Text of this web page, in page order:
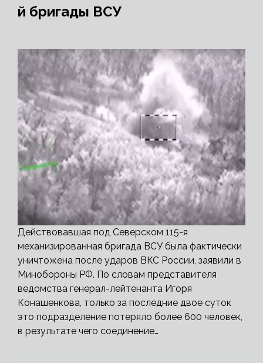
й бригады ВСУ
Действовавшая под Северском 115-я
механизированная бригада ВСУ была фактически
уничтожена после ударов ВКС России, заявили в
Минобороны РФ. По словам представителя
ведомства генерал-лейтенанта Игоря
Конашенкова, только за последние двое суток
это подразделение потеряло более 600 человек,
в результате чего соединение…